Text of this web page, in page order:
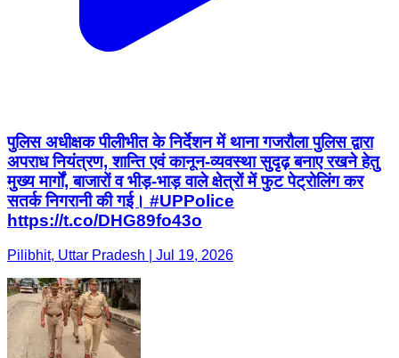
पुलिस अधीक्षक पीलीभीत के निर्देशन में थाना गजरौला पुलिस द्वारा
अपराध नियंत्रण, शान्ति एवं कानून-व्यवस्था सुदृढ़ बनाए रखने हेतु
मुख्य मार्गों, बाजारों व भीड़-भाड़ वाले क्षेत्रों में फुट पेट्रोलिंग कर
सतर्क निगरानी की गई। #UPPolice
https://t.co/DHG89fo43o
Pilibhit, Uttar Pradesh | Jul 19, 2026